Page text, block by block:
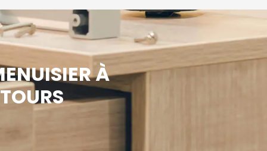
À